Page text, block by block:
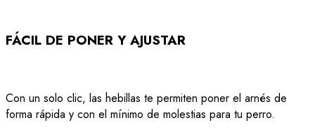
FÁCIL DE PONER Y AJUSTAR
Con un solo clic, las hebillas te permiten poner el arnés de
forma rápida y con el mínimo de molestias para tu perro.